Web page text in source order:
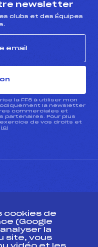
newsletter
clubs et des Équipes
la FFS à utiliser mon
la newsletter
commerciales et
partenaires. Pour plus
de vos droits et
ici
cookies de
(Google
la
site, vous